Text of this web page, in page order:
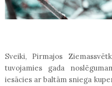
Sveiki, Pirmajos
tuvojamies gada
iesācies ar baltām sniega